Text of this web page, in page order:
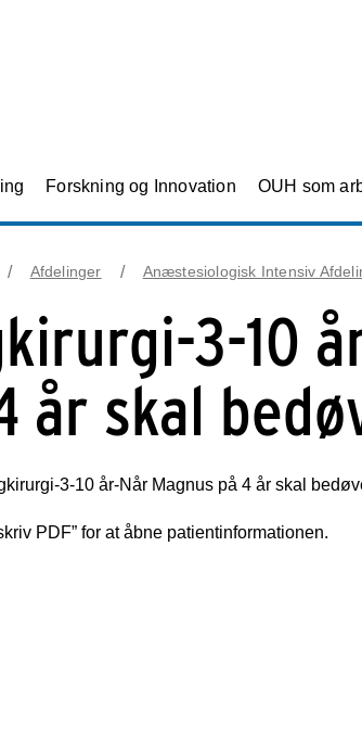
Forskning og Innovation OUH som
Afdelinger Anæstesiologisk Intensiv
3-10
år skal
3-10 år-Når Magnus på 4 år skal
PDF” for at åbne patientinformationen.